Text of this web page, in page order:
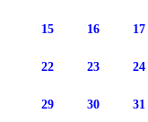
15 16 17
22 23 24
29 30 31